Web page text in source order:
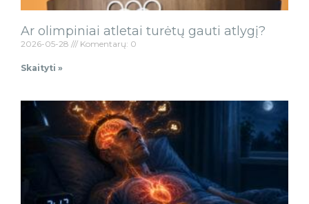
Ar olimpiniai atletai turėtų gauti atlygį?
2026-05-28 Komentarų: 0
Skaityti »